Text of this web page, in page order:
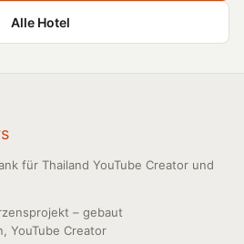
Alle Hotel
für Thailand YouTube Creator und
– gebaut
YouTube Creator